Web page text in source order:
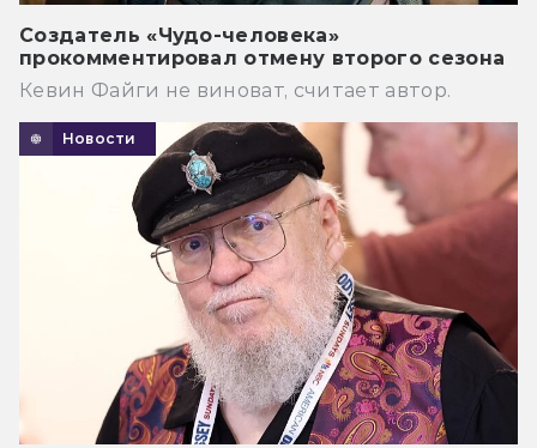
Создатель «Чудо-человека»
прокомментировал отмену второго сезона
Кевин Файги не виноват, считает автор.
Новости